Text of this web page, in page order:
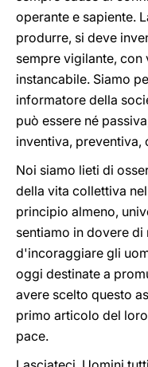
operante e sapiente.
produrre, si deve
sempre vigilante, con
instancabile. Siamo
informatore della
può essere né
inventiva, preventiva,
Noi siamo lieti di
della vita collettiva
principio almeno,
sentiamo in dovere
d'incoraggiare gli
oggi destinate a
avere scelto questo
primo articolo del
pace.